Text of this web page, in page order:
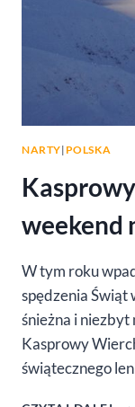
NARTY| POLSKA
weekend
W tym roku
spędzenia Świąt
śnieżna i
Kasprowy
świątecznego